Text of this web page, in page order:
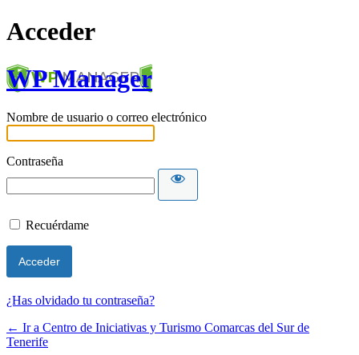
Acceder
WP Manager
Nombre de usuario o correo electrónico
Contraseña
Recuérdame
¿Has olvidado tu contraseña?
← Ir a Centro de Iniciativas y Turismo Comarcas del Sur de
Tenerife